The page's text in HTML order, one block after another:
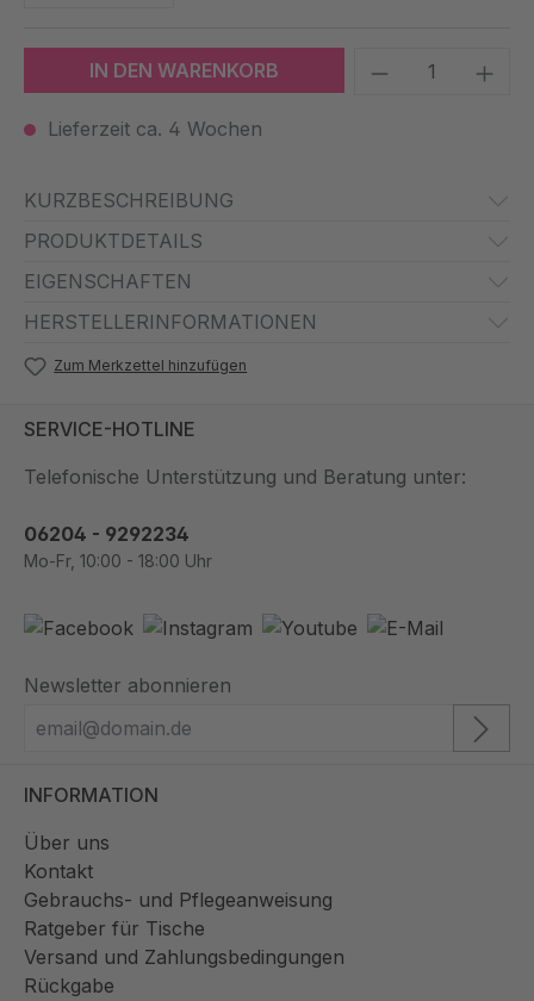
IN DEN WARENKORB Produkt
Lieferzeit ca. 4 Wochen
KURZBESCHREIBUNG
PRODUKTDETAILS
EIGENSCHAFTEN
HERSTELLERINFORMATIONEN
Zum Merkzettel hinzufügen
SERVICE-HOTLINE
Telefonische Unterstützung und Beratung unter:
06204 - 9292234
Mo-Fr, 10:00 - 18:00 Uhr
Newsletter abonnieren
INFORMATION
Über uns
Kontakt
Gebrauchs- und Pflegeanweisung
Ratgeber für Tische
Versand und Zahlungsbedingungen
Rückgabe